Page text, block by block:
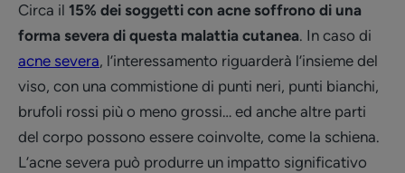
Circa il 15% dei soggetti con acne soffrono di una
forma severa di questa malattia cutanea. In caso di
acne severa, l’interessamento riguarderà l’insieme del
viso, con una commistione di punti neri, punti bianchi,
brufoli rossi più o meno grossi… ed anche altre parti
del corpo possono essere coinvolte, come la schiena.
L’acne severa può produrre un impatto significativo